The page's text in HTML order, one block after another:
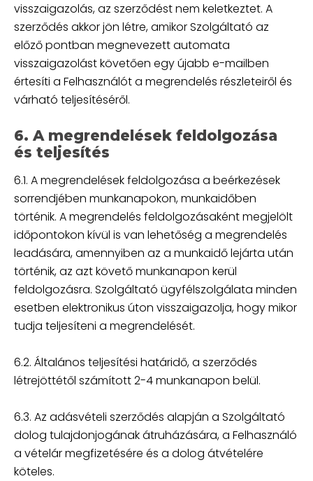
visszaigazolás, az szerződést nem keletkeztet. A
szerződés akkor jön létre, amikor Szolgáltató az
előző pontban megnevezett automata
visszaigazolást követően egy újabb e-mailben
értesíti a Felhasználót a megrendelés részleteiről és
várható teljesítéséről.
6. A megrendelések feldolgozása
és teljesítés
6.1. A megrendelések feldolgozása a beérkezések
sorrendjében munkanapokon, munkaidőben
történik. A megrendelés feldolgozásaként megjelölt
időpontokon kívül is van lehetőség a megrendelés
leadására, amennyiben az a munkaidő lejárta után
történik, az azt követő munkanapon kerül
feldolgozásra. Szolgáltató ügyfélszolgálata minden
esetben elektronikus úton visszaigazolja, hogy mikor
tudja teljesíteni a megrendelését.
6.2. Általános teljesítési határidő, a szerződés
létrejöttétől számított 2-4 munkanapon belül.
6.3. Az adásvételi szerződés alapján a Szolgáltató
dolog tulajdonjogának átruházására, a Felhasználó
a vételár megfizetésére és a dolog átvételére
köteles.